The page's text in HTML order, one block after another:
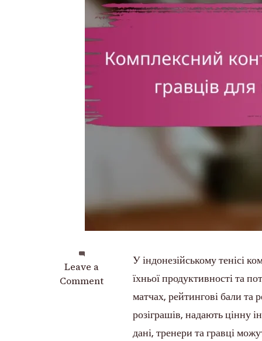
Leave a
Comment
on
Комплексний
контрольний
статистики
У індонезійському тенісі
їхньої продуктивності та
матчах, рейтингові бали та
розіграшів, надають цінну
дані, тренери та гравці